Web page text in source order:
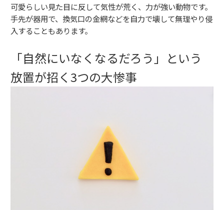
可愛らしい見た目に反して気性が荒く、力が強い動物です。
手先が器用で、換気口の金網などを自力で壊して無理やり侵
入することもあります。
「自然にいなくなるだろう」という
放置が招く3つの大惨事